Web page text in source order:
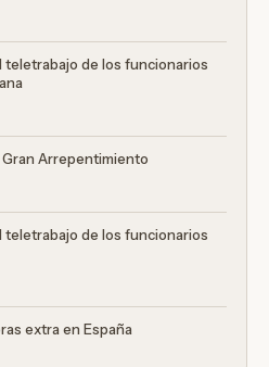
teletrabajo de los funcionarios
Gran Arrepentimiento
teletrabajo de los funcionarios
extra en España